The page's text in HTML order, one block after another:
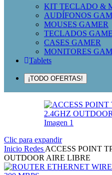
KIT TECLADO &
AUDÍFONOS
MOUSES GAMER
TECLADOS
CASES GAMER
MONITORES
Tablets
¡TODO OFERTAS!
Clic para expandir
Inicio Redes ACCESS POINT
OUTDOOR AIRE LIBRE